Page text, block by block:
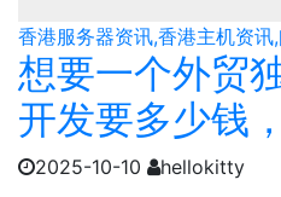
香港服务器资讯,香港主机资讯
想要一个外贸
开发要多少钱
2025-10-10
hellokitty